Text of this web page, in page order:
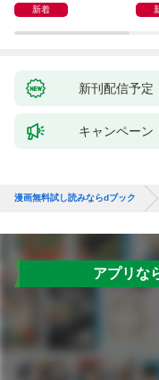
の真実
新着
新刊配信予定
キャンペーン
漫画無料試し読みならdブック
アプリな